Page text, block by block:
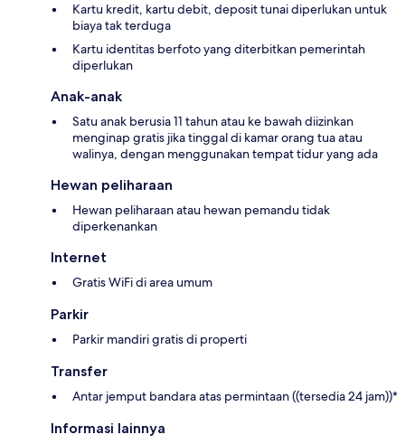
Kartu kredit, kartu debit, deposit tunai diperlukan untuk
biaya tak terduga
Kartu identitas berfoto yang diterbitkan pemerintah
diperlukan
Anak-anak
Satu anak berusia 11 tahun atau ke bawah diizinkan
menginap gratis jika tinggal di kamar orang tua atau
walinya, dengan menggunakan tempat tidur yang ada
Hewan peliharaan
Hewan peliharaan atau hewan pemandu tidak
diperkenankan
Internet
Gratis WiFi di area umum
Parkir
Parkir mandiri gratis di properti
Transfer
Antar jemput bandara atas permintaan ((tersedia 24 jam))*
Informasi lainnya